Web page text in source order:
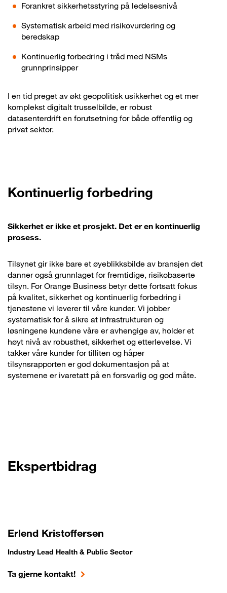
Forankret sikkerhetsstyring på ledelsesnivå
Systematisk arbeid med risikovurdering og
beredskap
Kontinuerlig forbedring i tråd med NSMs
grunnprinsipper
I en tid preget av økt geopolitisk usikkerhet og et mer
komplekst digitalt trusselbilde, er robust
datasenterdrift en forutsetning for både offentlig og
privat sektor.
Kontinuerlig forbedring
Sikkerhet er ikke et prosjekt. Det er en kontinuerlig
prosess.
Tilsynet gir ikke bare et øyeblikksbilde av bransjen det
danner også grunnlaget for fremtidige, risikobaserte
tilsyn. For Orange Business betyr dette fortsatt fokus
på kvalitet, sikkerhet og kontinuerlig forbedring i
tjenestene vi leverer til våre kunder. Vi jobber
systematisk for å sikre at infrastrukturen og
løsningene kundene våre er avhengige av, holder et
høyt nivå av robusthet, sikkerhet og etterlevelse. Vi
takker våre kunder for tilliten og håper
tilsynsrapporten er god dokumentasjon på at
systemene er ivaretatt på en forsvarlig og god måte.
Ekspertbidrag
Erlend Kristoffersen
Industry Lead Health & Public Sector
Ta gjerne kontakt!